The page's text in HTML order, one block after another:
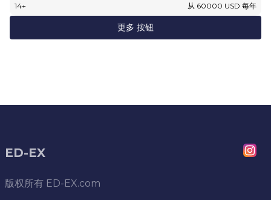
14+
从 60000 USD 每年
更多 按钮
ED-EX
版权所有 ED-EX.com